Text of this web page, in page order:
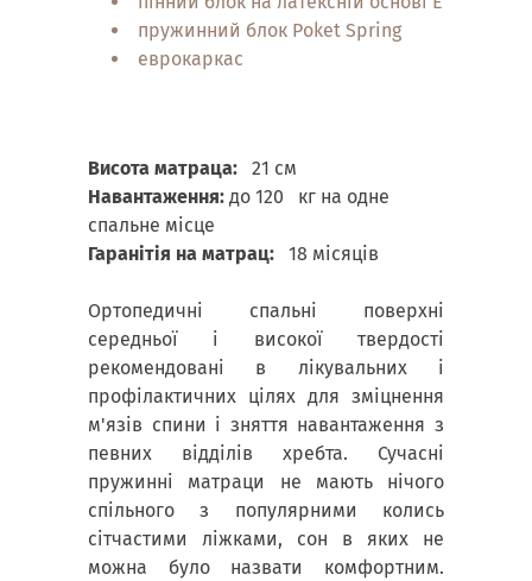
пружинний блок Poket Spring
еврокаркас
Висота матраца:
21 см
Навантаження: до 120 кг на одне
спальне місце
Гаранітія на матрац:
18 місяців
Ортопедичні спальні поверхні
середньої і високої твердості
рекомендовані в лікувальних і
профілактичних цілях для зміцнення
м'язів спини і зняття навантаження з
певних відділів хребта. Сучасні
пружинні матраци не мають нічого
спільного з популярними колись
сітчастими ліжками, сон в яких не
можна було назвати комфортним.